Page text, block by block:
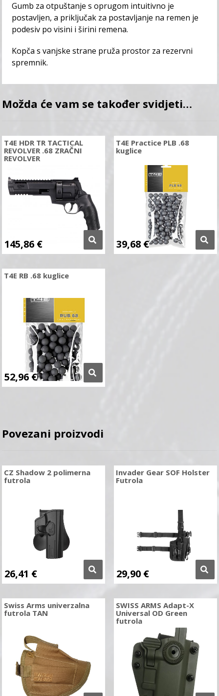
Gumb za otpuštanje s oprugom intuitivno je
postavljen, a priključak za postavljanje na remen je
podesiv po visini i širini remena.
Kopča s vanjske strane pruža prostor za rezervni
spremnik.
Možda će vam se također svidjeti…
T4E HDR TR TACTICAL
REVOLVER .68 ZRAČNI
REVOLVER
145,86 €
T4E Practice PLB .68
kuglice
39,68 €
T4E RB .68 kuglice
52,96 €
Povezani proizvodi
CZ Shadow 2 polimerna
futrola
26,41 €
Invader Gear SOF Holster
Futrola
29,90 €
Swiss Arms univerzalna
futrola TAN
SWISS ARMS Adapt-X
Universal OD Green
futrola